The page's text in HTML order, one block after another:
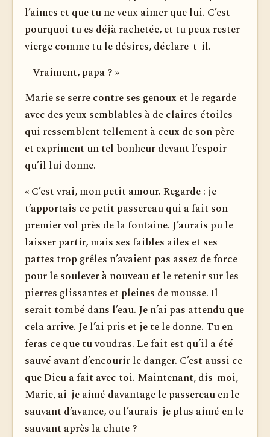
l’aimes et que tu ne veux aimer que lui. C’est
pourquoi tu es déjà rachetée, et tu peux rester
vierge comme tu le désires, déclare-t-il.
– Vraiment, papa ? »
Marie se serre contre ses genoux et le regarde
avec des yeux semblables à de claires étoiles
qui ressemblent tellement à ceux de son père
et expriment un tel bonheur devant l’espoir
qu’il lui donne.
« C’est vrai, mon petit amour. Regarde : je
t’apportais ce petit passereau qui a fait son
premier vol près de la fontaine. J’aurais pu le
laisser partir, mais ses faibles ailes et ses
pattes trop grêles n’avaient pas assez de force
pour le soulever à nouveau et le retenir sur les
pierres glissantes et pleines de mousse. Il
serait tombé dans l’eau. Je n’ai pas attendu que
cela arrive. Je l’ai pris et je te le donne. Tu en
feras ce que tu voudras. Le fait est qu’il a été
sauvé avant d’encourir le danger. C’est aussi ce
que Dieu a fait avec toi. Maintenant, dis-moi,
Marie, ai-je aimé davantage le passereau en le
sauvant d’avance, ou l’aurais-je plus aimé en le
sauvant après la chute ?